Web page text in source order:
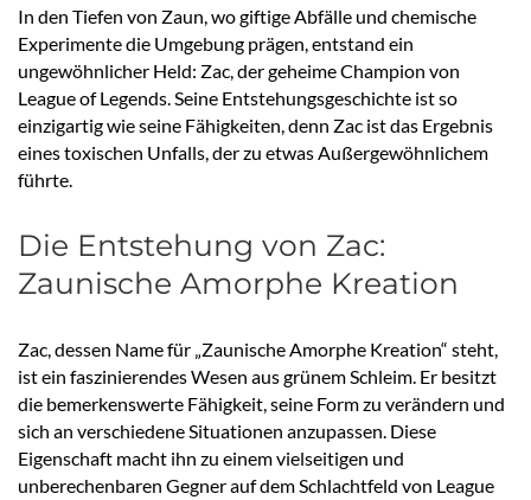
In den Tiefen von Zaun, wo giftige Abfälle und chemische
Experimente die Umgebung prägen, entstand ein
ungewöhnlicher Held: Zac, der geheime Champion von
League of Legends. Seine Entstehungsgeschichte ist so
einzigartig wie seine Fähigkeiten, denn Zac ist das Ergebnis
eines toxischen Unfalls, der zu etwas Außergewöhnlichem
führte.
Die Entstehung von Zac:
Zaunische Amorphe Kreation
Zac, dessen Name für „Zaunische Amorphe Kreation“ steht,
ist ein faszinierendes Wesen aus grünem Schleim. Er besitzt
die bemerkenswerte Fähigkeit, seine Form zu verändern und
sich an verschiedene Situationen anzupassen. Diese
Eigenschaft macht ihn zu einem vielseitigen und
unberechenbaren Gegner auf dem Schlachtfeld von League